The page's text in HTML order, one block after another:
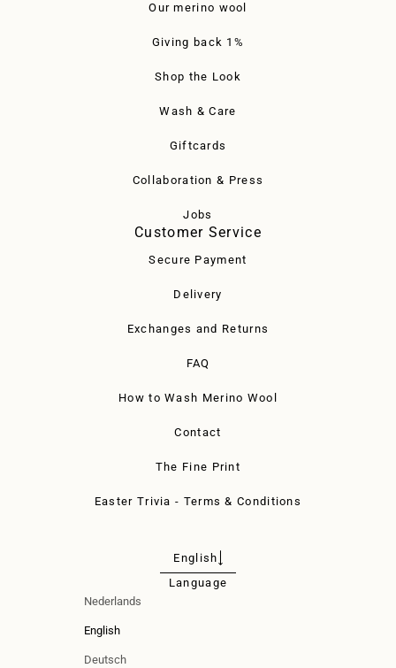
Our merino wool
Giving back 1%
Shop the Look
Wash & Care
Giftcards
Collaboration & Press
Jobs
Customer Service
Secure Payment
Delivery
Exchanges and Returns
FAQ
How to Wash Merino Wool
Contact
The Fine Print
Easter Trivia - Terms & Conditions
English
Language
Nederlands
English
Deutsch